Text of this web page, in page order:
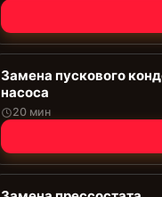
Замена пускового
насоса
20 мин